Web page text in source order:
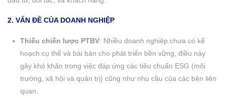
2. VẤN ĐỀ CỦA DOANH NGHIỆP
Thiếu chiến lược PTBV: Nhiều doanh nghiệp chưa có kế
hoạch cụ thể và bài bản cho phát triển bền vững, điều này
gây khó khăn trong việc đáp ứng các tiêu chuẩn ESG (môi
trường, xã hội và quản trị) cũng như nhu cầu của các bên liên
quan.